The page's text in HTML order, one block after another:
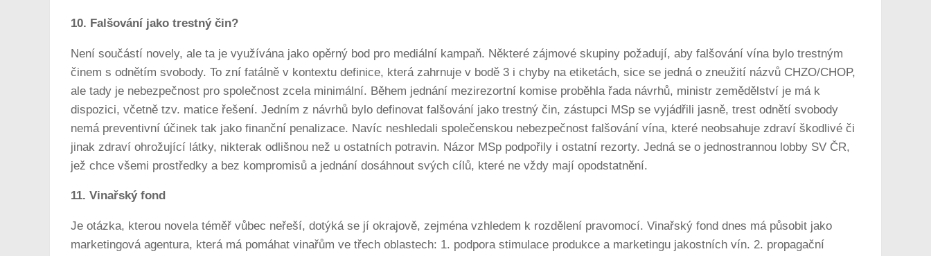
10. Falšování jako trestný čin?
Není součástí novely, ale ta je využívána jako opěrný bod pro mediální kampaň. Některé zájmové skupiny požadují, aby falšování vína bylo trestným
činem s odnětím svobody. To zní fatálně v kontextu definice, která zahrnuje v bodě 3 i chyby na etiketách, sice se jedná o zneužití názvů CHZO/CHOP,
ale tady je nebezpečnost pro společnost zcela minimální. Během jednání mezirezortní komise proběhla řada návrhů, ministr zemědělství je má k
dispozici, včetně tzv. matice řešení. Jedním z návrhů bylo definovat falšování jako trestný čin, zástupci MSp se vyjádřili jasně, trest odnětí svobody
nemá preventivní účinek tak jako finanční penalizace. Navíc neshledali společenskou nebezpečnost falšování vína, které neobsahuje zdraví škodlivé či
jinak zdraví ohrožující látky, nikterak odlišnou než u ostatních potravin. Názor MSp podpořily i ostatní rezorty. Jedná se o jednostrannou lobby SV ČR,
jež chce všemi prostředky a bez kompromisů a jednání dosáhnout svých cílů, které ne vždy mají opodstatnění.
11. Vinařský fond
Je otázka, kterou novela téměř vůbec neřeší, dotýká se jí okrajově, zejména vzhledem k rozdělení pravomocí. Vinařský fond dnes má působit jako
marketingová agentura, která má pomáhat vinařům ve třech oblastech: 1. podpora stimulace produkce a marketingu jakostních vín. 2. propagační